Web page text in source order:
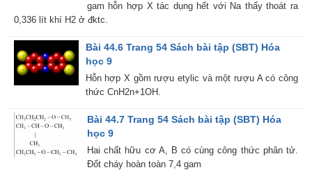
gam hỗn hợp X tác dụng hết với Na thấy thoát ra
0,336 lít khí H2 ở đktc.
Bài 44.6 Trang 54 Sách bài tập (SBT) Hóa
học 9
Hỗn hợp X gồm rượu etylic và một rượu A có công
thức CnH2n+1OH.
Bài 44.7 Trang 54 Sách bài tập (SBT) Hóa
học 9
Hai chất hữu cơ A, B có cùng công thức phân tử.
Đốt cháy hoàn toàn 7,4 gam